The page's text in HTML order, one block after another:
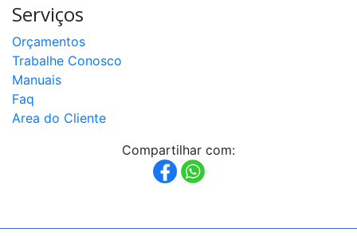
Serviços
Orçamentos
Trabalhe Conosco
Manuais
Faq
Area do Cliente
Compartilhar com: